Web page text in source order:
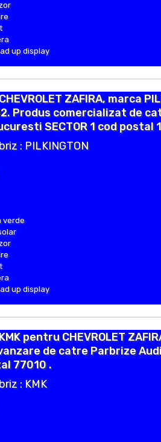
up display
ZAFIRA, marca
Produs comercializat de
SECTOR 1 cod postal
: PILKINGTON
verde
up display
pentru CHEVROLET
de catre Parbrize Audi
77010 .
: KMK